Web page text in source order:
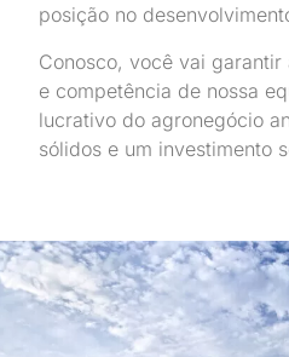
posição no
Conosco, você vai
e competência de nossa
lucrativo do agronegócio
sólidos e um investimento